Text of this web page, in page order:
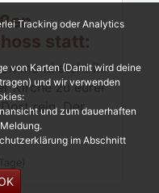
statt:
steht ihr
Kirche zu eurer
rein. Der
Tracking oder Analytics
von Karten (Damit wird deine
und wir verwenden
und zum dauerhaften
im Abschnitt